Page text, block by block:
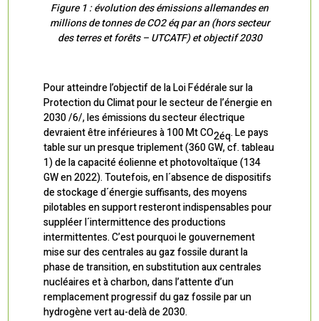
Figure 1 : évolution des émissions allemandes en
millions de tonnes de CO2 éq par an (hors secteur
des terres et forêts – UTCATF) et objectif 2030
Pour atteindre l’objectif de la Loi Fédérale sur la
Protection du Climat pour le secteur de l’énergie en
2030 /6/, les émissions du secteur électrique
devraient être inférieures à 100 Mt CO2éq. Le pays
table sur un presque triplement (360 GW, cf. tableau
1) de la capacité éolienne et photovoltaïque (134
GW en 2022). Toutefois, en l´absence de dispositifs
de stockage d´énergie suffisants, des moyens
pilotables en support resteront indispensables pour
suppléer l´intermittence des productions
intermittentes. C’est pourquoi le gouvernement
mise sur des centrales au gaz fossile durant la
phase de transition, en substitution aux centrales
nucléaires et à charbon, dans l’attente d’un
remplacement progressif du gaz fossile par un
hydrogène vert au-delà de 2030.